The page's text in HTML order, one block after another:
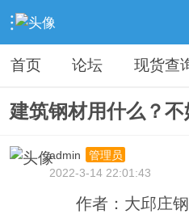
› 钢铁综合服务 › 钢铁软文 ›
首页 论坛 现货查
建筑钢材用什么？
admin
管理员
2022-3-14 22:01:43
作者：大邱庄